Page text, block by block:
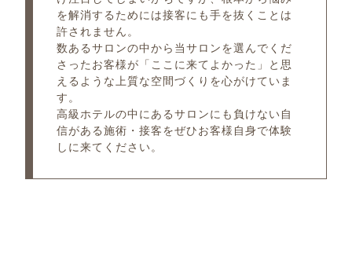
を解消するためには接客にも手を抜くことは
許されません。
数あるサロンの中から当サロンを選んでくだ
さったお客様が「ここに来てよかった」と思
えるような上質な空間づくりを心がけていま
す。
高級ホテルの中にあるサロンにも負けない自
信がある施術・接客をぜひお客様自身で体験
しに来てください。